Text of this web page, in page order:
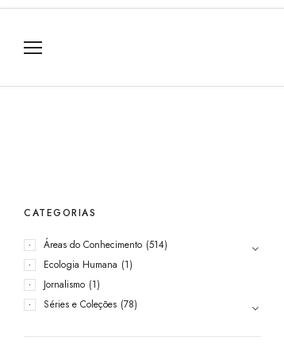
CATEGORIAS
Áreas do Conhecimento (514)
Ecologia Humana (1)
Jornalismo (1)
Séries e Coleções (78)